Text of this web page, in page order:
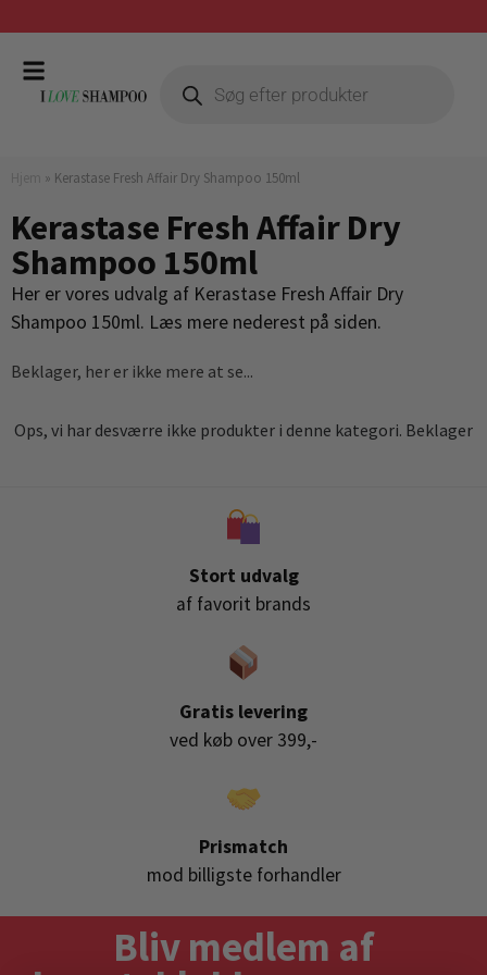
» Kerastase Fresh Affair Dry Shampoo 150ml
Kerastase Fresh Affair Dry
Shampoo 150ml
Her er vores udvalg af Kerastase Fresh Affair Dry
Shampoo 150ml. Læs mere nederest på siden.
Beklager, her er ikke mere at se...
Ops, vi har desværre ikke produkter i denne kategori. Beklager
Stort udvalg
af favorit brands
Gratis levering
ved køb over 399,-
Prismatch
mod billigste forhandler
Bliv medlem af